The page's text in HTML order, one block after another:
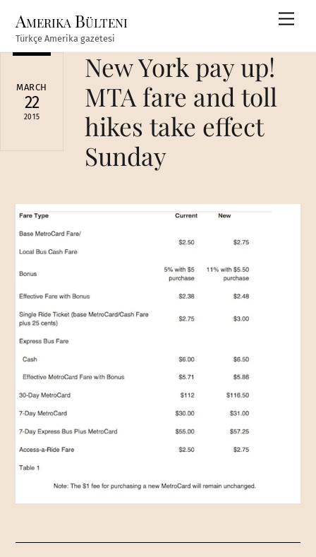
content
Amerika Bülteni
Türkçe Amerika gazetesi
MARCH
22
2015
New York pay up!
MTA fare and toll
hikes take effect
Sunday